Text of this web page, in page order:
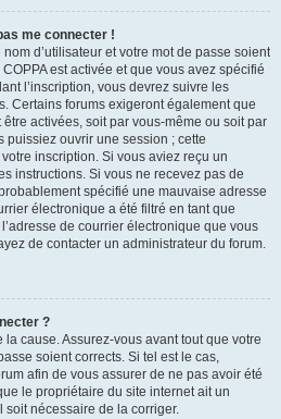
me connecter !
d’utilisateur et votre mot de passe soient
est activée et que vous avez spécifié
l’inscription, vous devrez suivre les
Certains forums exigeront également que
activées, soit par vous-même ou soit par
puissiez ouvrir une session ; cette
inscription. Si vous aviez reçu un
instructions. Si vous ne recevez pas de
spécifié une mauvaise adresse
électronique a été filtré en tant que
de courrier électronique que vous
de contacter un administrateur du forum.
?
cause. Assurez-vous avant tout que votre
soient corrects. Si tel est le cas,
afin de vous assurer de ne pas avoir été
le propriétaire du site internet ait un
soit nécessaire de la corriger.